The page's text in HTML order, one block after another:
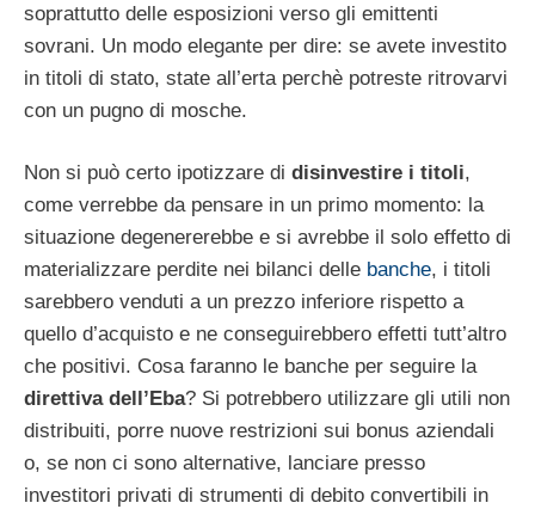
soprattutto delle esposizioni verso gli emittenti
sovrani. Un modo elegante per dire: se avete investito
in titoli di stato, state all’erta perchè potreste ritrovarvi
con un pugno di mosche.
Non si può certo ipotizzare di disinvestire i titoli,
come verrebbe da pensare in un primo momento: la
situazione degenererebbe e si avrebbe il solo effetto di
materializzare perdite nei bilanci delle banche, i titoli
sarebbero venduti a un prezzo inferiore rispetto a
quello d’acquisto e ne conseguirebbero effetti tutt’altro
che positivi. Cosa faranno le banche per seguire la
direttiva dell’Eba? Si potrebbero utilizzare gli utili non
distribuiti, porre nuove restrizioni sui bonus aziendali
o, se non ci sono alternative, lanciare presso
investitori privati di strumenti di debito convertibili in